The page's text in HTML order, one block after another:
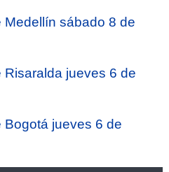
sábado 8 de
jueves 6 de
jueves 6 de